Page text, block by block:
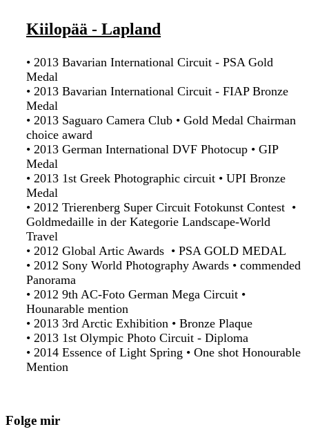
Kiilopää - Lapland
• 2013 Bavarian International Circuit - PSA Gold
Medal
• 2013 Bavarian International Circuit - FIAP Bronze
Medal
• 2013 Saguaro Camera Club • Gold Medal Chairman
choice award
• 2013 German International DVF Photocup • GIP
Medal
• 2013 1st Greek Photographic circuit • UPI Bronze
Medal
• 2012 Trierenberg Super Circuit Fotokunst Contest •
Goldmedaille in der Kategorie Landscape-World
Travel
• 2012 Global Artic Awards • PSA GOLD MEDAL
• 2012 Sony World Photography Awards • commended
Panorama
• 2012 9th AC-Foto German Mega Circuit •
Hounarable mention
• 2013 3rd Arctic Exhibition • Bronze Plaque
• 2013 1st Olympic Photo Circuit - Diploma
• 2014 Essence of Light Spring • One shot Honourable
Mention
Folge mir